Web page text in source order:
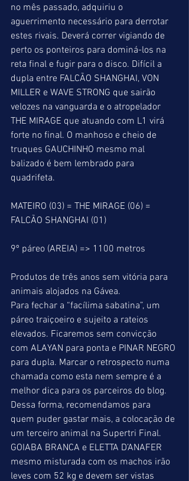
no mês passado, adquiriu o
aguerrimento necessário para derrotar
estes rivais. Deverá correr vigiando de
perto os ponteiros para dominá-los na
reta final e fugir para o disco. Difícil a
dupla entre FALCÃO SHANGHAI, VON
MILLER e WAVE STRONG que sairão
velozes na vanguarda e o atropelador
THE MIRAGE que atuando com L1 virá
forte no final. O manhoso e cheio de
truques GAUCHINHO mesmo mal
balizado é bem lembrado para
quadrifeta.
MATEIRO (03) = THE MIRAGE (06) =
FALCÃO SHANGHAI (01)
9º páreo (AREIA) => 1100 metros
Produtos de três anos sem vitória para
animais alojados na Gávea.
Para fechar a “facílima sabatina”, um
páreo traiçoeiro e sujeito a rateios
elevados. Ficaremos sem convicção
com ALAYAN para ponta e PINAR NEGRO
para dupla. Marcar o retrospecto numa
chamada como esta nem sempre é a
melhor dica para os parceiros do blog.
Dessa forma, recomendamos para
quem puder gastar mais, a colocação de
um terceiro animal na Supertri Final.
GOIABA BRANCA e ELETTA D’ANAFER
mesmo misturada com os machos irão
leves com 52 kg e devem ser vistas